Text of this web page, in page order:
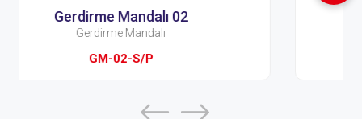
Gerdirme Mandalı 03